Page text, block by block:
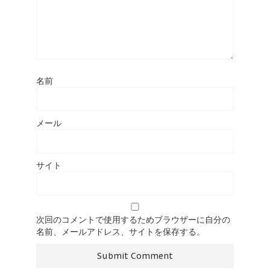
名前
メール
サイト
次回のコメントで使用するためブラウザーに自分の
名前、メールアドレス、サイトを保存する。